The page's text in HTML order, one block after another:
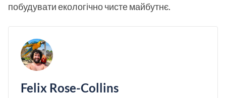
побудувати екологічно чисте майбутнє.
Felix Rose-Collins